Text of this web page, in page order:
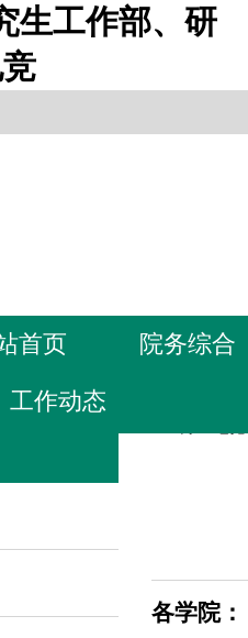
生工作部、研
首页 院务综合
工作动态
各学院：